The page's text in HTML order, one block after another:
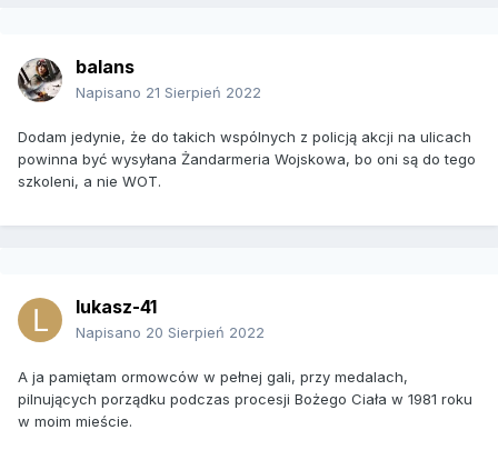
balans
Napisano 21 Sierpień 2022
Dodam jedynie, że do takich wspólnych z policją akcji na ulicach
powinna być wysyłana Żandarmeria Wojskowa, bo oni są do tego
szkoleni, a nie WOT.
lukasz-41
Napisano 20 Sierpień 2022
A ja pamiętam ormowców w pełnej gali, przy medalach,
pilnujących porządku podczas procesji Bożego Ciała w 1981 roku
w moim mieście.